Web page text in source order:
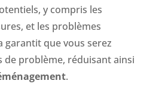
y compris les
et les problèmes
garantit que vous serez
de problème, réduisant ainsi
.